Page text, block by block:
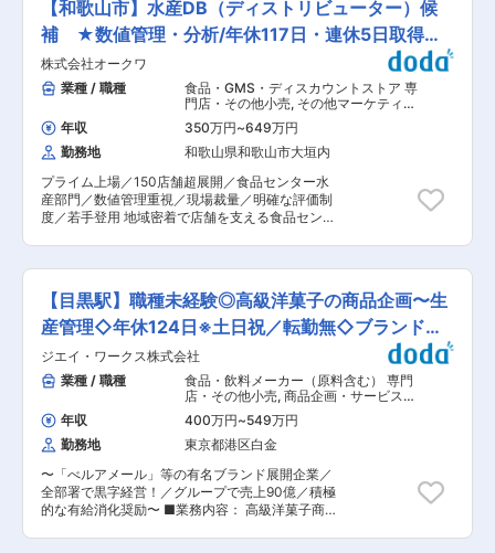
務時間は標準的な勤務時間です（始業時刻と終業
時刻は固定） 変更の範囲：会社の定める業務
きます。その後、適性を見極めた上で「DB（デ
ィストリビューター）」へと昇格し、経営職を目
指していただく前提の採用です。将来的に「セン
ター長」へのステップアップも可能です！ ■育成
体制： ◎若手向けの技術研修や中堅以降はリーダ
ー研修などもあります ◎また入社年次に合わせ
た、年次研修もあります ■評価制度： 店舗実績
と勤務態度をもとに評価し、チーフの場合は4段
階のグレードで評価します。グレードが上がるに
つれて、ご自身の評価・実力に合った店舗へと配
属いたします。より良い売場づくり・店舗運営の
ための頑張りがしっかりと評価され、更なるステ
イム市場上場企業＞和歌山県を中心に近畿・東海
圏を中心に150店舗以上展開する当社。働き方改
働きやすさにも力を入れてます。 変更の範囲：会
社の定める業務
ポジションです。 ■具体的な業務： ・生産計画
の立案、進捗管理（日次・月次） ・原材料、包装
資材の在庫管理、発注業務 ・製造ラインの工程管
理、作業指示 ・生産実績データの集計、分析 ・
ロス削減、生産性向上に向けた改善活動 ・品質管
理部門、製造部門との調整業務 ■グループとして
の取り組み： ◎大阪府男女いきいきプラス事業者
認証 従業員のスキルアップを目的とした資格取得
補助金制度、30分単位で選択できる短時間勤務制
度、従業員の健康面・家族の介護・育児等の理由
で時間や曜日を柔軟に選択できる限定勤務社員制
度などが高く評価されています。 ◎健康経営優良
法人2024認定企業 健康増進、女性活躍推進など
の取り組みから、経済産業省と日本健康会議が共
KYK＞ とんかつ専門店として昭和40年に1号店を
オープン。 創業当初から変わらない「心と味でお
もてなし」を信念にKeep You Kindlyを店名に掲
げ、お客様に喜んでいただける料理を常に追求
し、心を込めて提供しております。 ＜カレーハウ
スサンマルコ＞ スパイスをはじめとする食材にこ
だわり、ご自宅では味わえない本格的なカレーを
ご提供しています。 変更の範囲：会社の定める業
務
【和歌山市】水産DB（ディストリビューター）候
補 ★数値管理・分析/年休117日・連休5日取得可
能
株式会社オークワ
業種 / 職種
食品・GMS・ディスカウントストア 専
門店・その他小売, その他マーケティン
グ・商品企画・広告宣伝 生産管理（食
品・香料・飼料）
年収 350万円~649万円
勤務地
和歌山県和歌山市大垣内
プライム上場／150店舗超展開／食品センター水
産部門／数値管理重視／現場裁量／明確な評価制
度／若手登用 地域密着で店舗を支える食品センタ
くりで現場を動かす力が活きる環境です。若手に
も早期から役割を任せ、成果が評価に反映されま
す。 ★若手からベテランまで継続的な成長をサポ
ートしています。人材育成にも非常に力を入れて
おります。 ■働き方： ・年間休日117日 ・残業は
全社平均10時間程度 ・休日出勤原則禁止 ・半期
に1回5連休取得可能 ・年1回自己申告制度が有
り、希望や適性により様々な職種に挑戦が可能 ■
業務詳細： 同社の食品センター（水産部門）に
て、各店舗への商品供給に関する管理業務全般を
お任せします。 ■具体的には： ・商品管理：発
注、入荷〜出荷までの工程管理、在庫管理など ・
マネジメント業務：歩留まりやコスト等の数値管
理、効率的な稼働計画の立案・実行など ◎水産加
工の技術よりも、PCを用いたデータ分析や数値
管理、仕組みづくりのマネジメント能力を重視す
【目黒駅】職種未経験◎高級洋菓子の商品企画〜生
産管理◇年休124日※土日祝／転勤無◇ブランド力
に強み
ジエイ・ワークス株式会社
業種 / 職種
食品・飲料メーカー（原料含む） 専門
店・その他小売, 商品企画・サービス企
画 生産管理（食品・香料・飼料）
年収 400万円~549万円
勤務地
東京都港区白金
〜「べルアメール」等の有名ブランド展開企業／
全部署で黒字経営！／グループで売上90億／積極
的な有給消化奨励〜 ■業務内容： 高級洋菓子商